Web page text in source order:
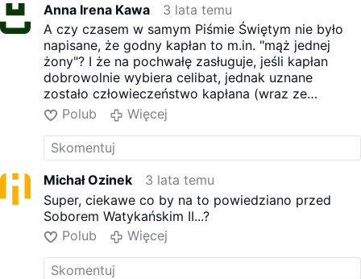
Co więcej: "Nie jest ona
dożywotnia niczym święcenia
kapłańskie, które trwają
wiecznie, czy wam się to
podoba, czy też nie. To czy, ktoś
odejdzie z Kościoła, czy też nie,
to inna kwestia, ale święcenia są
wieczne". Pomimo tych słów
kapłanów, ile wlezie i bez
mrugnięcia okiem.
Zapytany, czy celibatowi "należy
się przyjrzeć", Franciszek
odpowiedział: "Tak, w rzeczy
samej, np. w Kościele Wschodnim
każdy, kto chce, może wziąć
Anna Irena Kawa
3 lata temu
A czy czasem w samym Piśmie Świętym nie było
napisane, że godny kapłan to m.in. "mąż jednej
żony"? I że na pochwałę zasługuje, jeśli kapłan
dobrowolnie wybiera celibat, jednak uznane
zostało człowieczeństwo kapłana (wraz ze
wszystkimi naszymi ludzkimi niedoskonałościami)
wyrażone stwierdzeniem, że lepiej, by kapłan miał
żonę, niż wstrzemięźliwość miała być powodem
grzechu?
Polub Więcej
Michał Ozinek
3 lata temu
Super, ciekawe co by na to powiedziano przed
Soborem Watykańskim II...?
Polub
Więcej